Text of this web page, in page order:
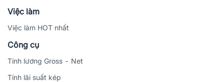
Việc làm
Việc làm HOT nhất
Công cụ
Tính lương Gross - Net
Tính lãi suất kép